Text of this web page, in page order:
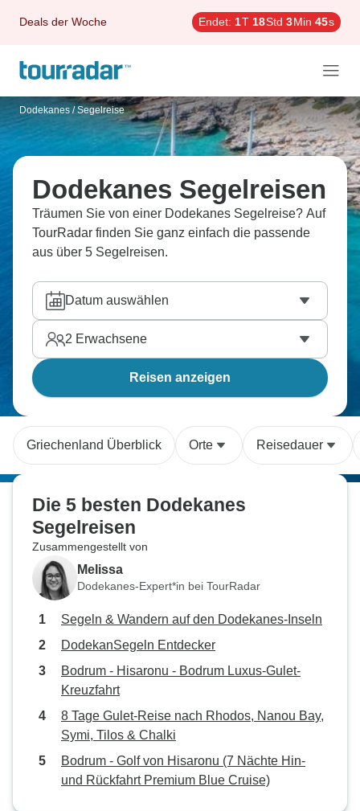
Deals der Woche Endet: 1T 18Std 3Min 44s
Dodekanes / Segelreise
Dodekanes Segelreisen
Träumen Sie von einer Dodekanes Segelreise? Auf
TourRadar finden Sie ganz einfach die passende
aus über 5 Segelreisen.
Datum auswählen
2 Erwachsene
Reisen anzeigen
Griechenland Überblick Orte Reisedauer
Die 5 besten Dodekanes
Segelreisen
Zusammengestellt von
Melissa
Dodekanes-Expert*in bei TourRadar
Segeln & Wandern auf den Dodekanes-Inseln
DodekanSegeln Entdecker
Bodrum - Hisaronu - Bodrum Luxus-Gulet-
Kreuzfahrt
8 Tage Gulet-Reise nach Rhodos, Nanou Bay,
Symi, Tilos & Chalki
Bodrum - Golf von Hisaronu (7 Nächte Hin-
und Rückfahrt Premium Blue Cruise)